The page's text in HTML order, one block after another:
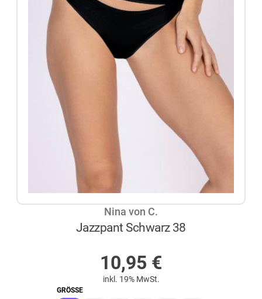
Nina von C.
Jazzpant Schwarz 38
10,95 €
inkl. 19% MwSt.
GRÖSSE